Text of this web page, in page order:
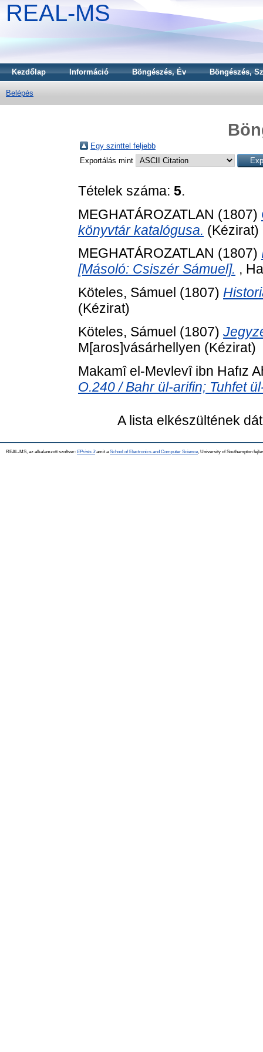
REAL-MS
Kezdőlap Információ Böngészés, Év Böngészés,
Belépés
Egy szinttel feljebb
Exportálás mint
Tételek száma: 5.
MEGHATÁROZATLAN (1807)
könyvtár katalógusa. (Kézirat)
MEGHATÁROZATLAN (1807)
[Másoló: Csiszér Sámuel]. ,
Köteles, Sámuel (1807)
(Kézirat)
Köteles, Sámuel (1807)
M[aros]vásárhellyen (Kézirat)
Makamî el-Mevlevî ibn Hafız
O.240 / Bahr ül-arifin; Tuhfet
A lista elkészültének
REAL-MS, az alkalamzott szoftver: EPrints 3amit a School of Electronics and Computer Science , University of Southampton